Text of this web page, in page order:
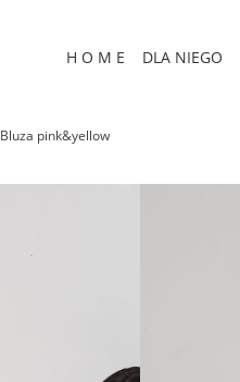
H O M E DLA NIEGO
Bluza pink&yellow